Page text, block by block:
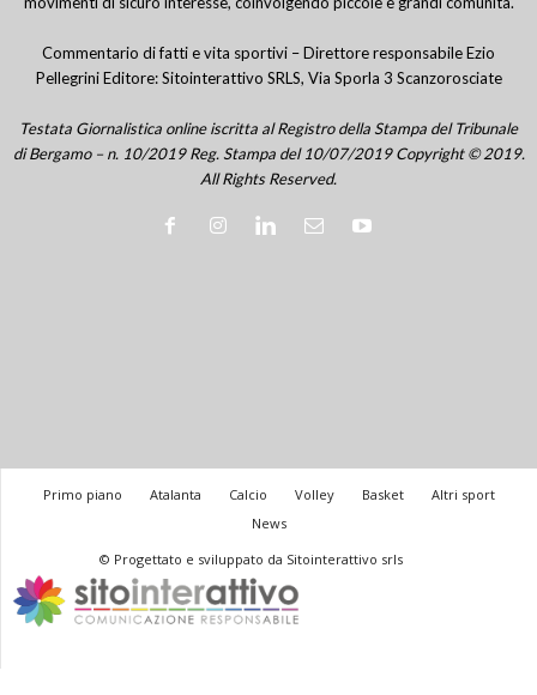
Commentario di fatti e vita sportivi – Direttore responsabile Ezio
Pellegrini Editore: Sitointerattivo SRLS, Via Sporla 3 Scanzorosciate
Testata Giornalistica online iscritta al Registro della Stampa del Tribunale
di Bergamo – n. 10/2019 Reg. Stampa del 10/07/2019 Copyright © 2019.
All Rights Reserved.
Primo piano Atalanta Calcio Volley Basket
Altri sport
News
© Progettato e sviluppato da Sitointerattivo srls